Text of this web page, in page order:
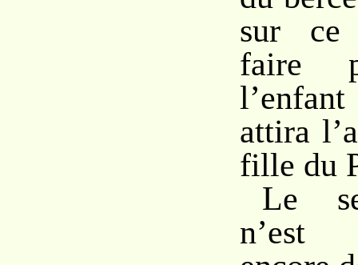
sur ce
faire
attira
fille du
Le
n’est